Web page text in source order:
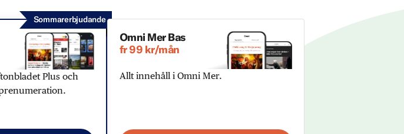
Sommarerbjudande
Plus och
Omni Mer Bas
fr 99 kr/mån
Allt innehåll i Omni Mer.